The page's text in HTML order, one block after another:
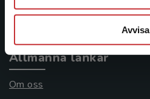
Avvisa
Allmänna länkar
Om oss